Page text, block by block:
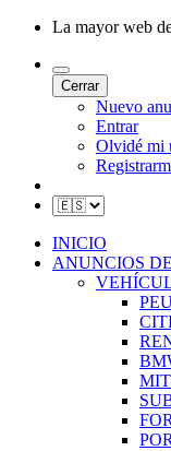
La mayor web
Cerrar
Nuevo
Entrar
Olvidé mi
INICIO
ANUNCIOS